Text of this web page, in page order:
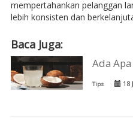
mempertahankan pelanggan
lebih konsisten dan
Baca Juga:
Ada
Tips 18